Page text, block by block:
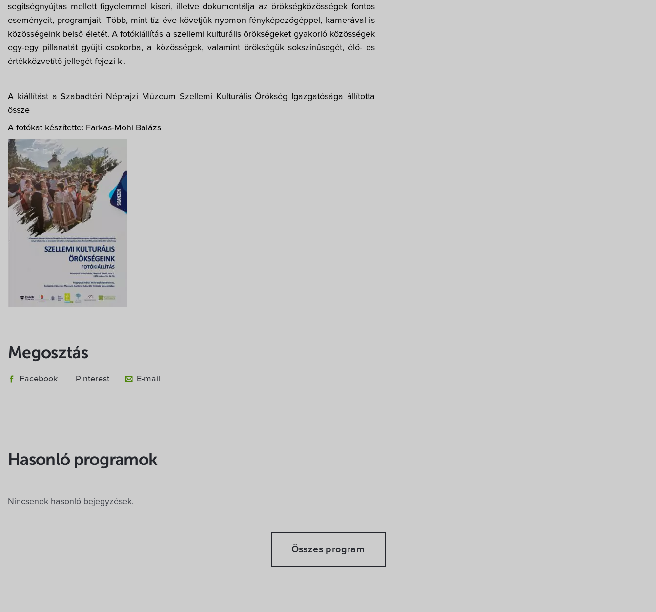
segítségnyújtás mellett figyelemmel kíséri, illetve dokumentálja az örökségközösségek fontos
eseményeit, programjait. Több, mint tíz éve követjük nyomon fényképezőgéppel, kamerával is
közösségeink belső életét. A fotókiállítás a szellemi kulturális örökségeket gyakorló közösségek
egy-egy pillanatát gyűjti csokorba, a közösségek, valamint örökségük sokszínűségét, élő- és
értékközvetítő jellegét fejezi ki.
A kiállítást a Szabadtéri Néprajzi Múzeum Szellemi Kulturális Örökség Igazgatósága állította
össze
A fotókat készítette: Farkas-Mohi Balázs
Megosztás
Facebook Pinterest E-mail
Hasonló programok
Nincsenek hasonló bejegyzések.
Összes program